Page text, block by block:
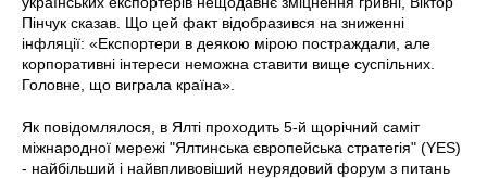
Пінчук сказав. Що цей факт відобразився на зниженні
інфляції: «Експортери в деякою мірою постраждали, але
корпоративні інтереси неможна ставити вище суспільних.
Головне, що виграла країна».
Як повідомлялося, в Ялті проходить 5-й щорічний саміт
міжнародної мережі "Ялтинська європейська стратегія" (YES)
- найбільший і найвпливовіший неурядовий форум з питань